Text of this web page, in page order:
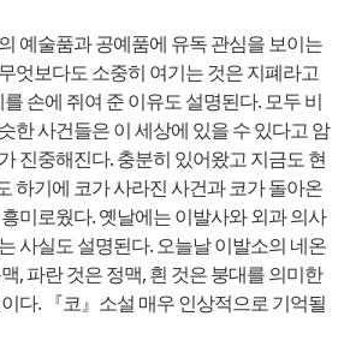
예술품과 공예품에 유독 관심을 보이는
엇보다도 소중히 여기는 것은 지폐라고
손에 쥐여 준 이유도 설명된다. 모두 비
한 사건들은 이 세상에 있을 수 있다고 암
진중해진다. 충분히 있어왔고 지금도 현
하기에 코가 사라진 사건과 코가 돌아온
미로웠다. 옛날에는 이발사와 외과 의사
사실도 설명된다. 오늘날 이발소의 네온
, 파란 것은 정맥, 흰 것은 붕대를 의미한
다. 『코』소설 매우 인상적으로 기억될